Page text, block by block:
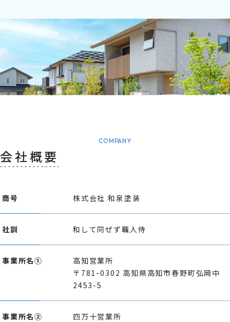
COMPANY
会社概要
商号 株式会社 和泉塗装
社訓 和して同ぜず職人侍
事業所名①
高知営業所
〒781-0302 高知県高知市春野町弘岡中
2453-5
事業所名②
四万十営業所